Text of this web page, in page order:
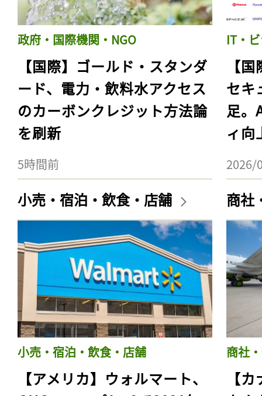
政府・国際機関・NGO
【国際】ゴールド・スタンダ
ード、電力・飲料水アクセス
のカーボンクレジット方法論
を刷新
5時間前
IT・
【
セキ
足。
ィ向
2026/
小売・宿泊・飲食・店舗
小売・宿泊・飲食・店舗
【アメリカ】ウォルマート、
商社
商社
【